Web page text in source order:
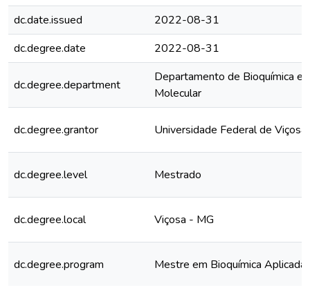
dc.date.issued
2022-08-31
dc.degree.date
2022-08-31
dc.degree.department
Departamento de Bioquímica e
Molecular
dc.degree.grantor Universidade Federal de Viçosa
dc.degree.level Mestrado
dc.degree.local Viçosa - MG
dc.degree.program Mestre em Bioquímica Aplicada